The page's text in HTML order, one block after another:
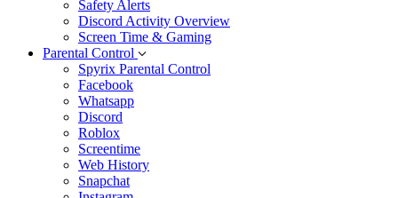
Safety Alerts
Discord Activity Overview
Screen Time & Gaming
Parental Control
Spyrix Parental Control
Facebook
Whatsapp
Discord
Roblox
Screentime
Web History
Snapchat